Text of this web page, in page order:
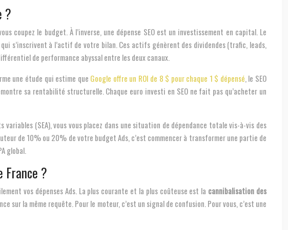
?
coupez le budget. À l’inverse, une dépense SEO est un investissement en capital. Le
qui s’inscrivent à l’actif de votre bilan. Ces actifs génèrent des dividendes (trafic, leads,
de performance abyssal entre les deux canaux.
une étude qui estime que Google offre un ROI de 8 $ pour chaque 1 $ dépensé , le SEO
sa rentabilité structurelle. Chaque euro investi en SEO ne fait pas qu’acheter un
(SEA), vous vous placez dans une situation de dépendance totale vis-à-vis des
de 10% ou 20% de votre budget Ads, c’est commencer à transformer une partie de
global.
?
vos dépenses Ads. La plus courante et la plus coûteuse est la cannibalisation des
sur la même requête. Pour le moteur, c’est un signal de confusion. Pour vous, c’est une